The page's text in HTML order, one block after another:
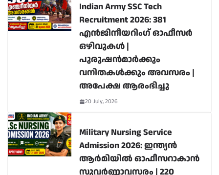
Indian Army SSC Tech
Recruitment 2026: 381
എൻജിനീയറിംഗ് ഓഫീസർ
ഒഴിവുകൾ |
പുരുഷൻമാർക്കും
വനിതകൾക്കും അവസരം |
അപേക്ഷ ആരംഭിച്ചു
20 July, 2026
Military Nursing Service
Admission 2026: ഇന്ത്യൻ
ആർമിയിൽ ഓഫീസറാകാൻ
സുവർണ്ണാവസരം | 220